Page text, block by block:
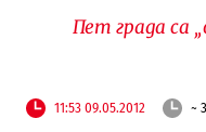
Пет града са
11:53 09.05.2012 ~